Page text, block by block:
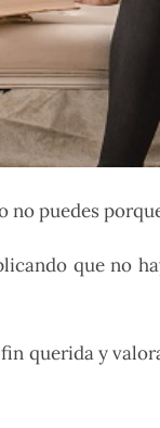
puedes
que no
querida y